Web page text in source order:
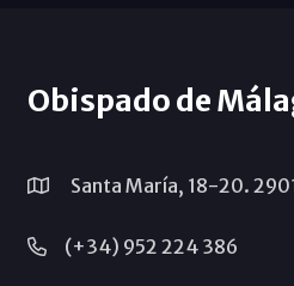
Obispado de
Santa María, 18-20.
(+34) 952 224 386